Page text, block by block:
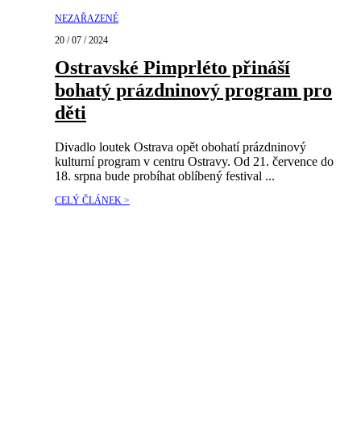
NEZAŘAZENÉ
20 / 07 / 2024
Ostravské Pimprléto přináší
bohatý prázdninový program pro
děti
Divadlo loutek Ostrava opět obohatí prázdninový
kulturní program v centru Ostravy. Od 21. července do
18. srpna bude probíhat oblíbený festival ...
CELÝ ČLÁNEK >